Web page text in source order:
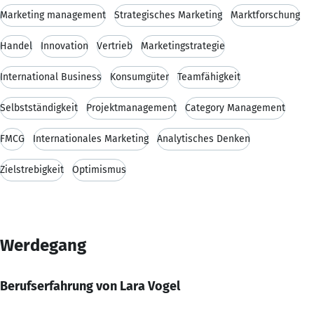
Marketing management Strategisches Marketing Marktforschung
Handel Innovation Vertrieb Marketingstrategie
International Business Konsumgüter Teamfähigkeit
Selbstständigkeit Projektmanagement Category Management
FMCG Internationales Marketing Analytisches Denken
Zielstrebigkeit Optimismus
Werdegang
Berufserfahrung von Lara Vogel